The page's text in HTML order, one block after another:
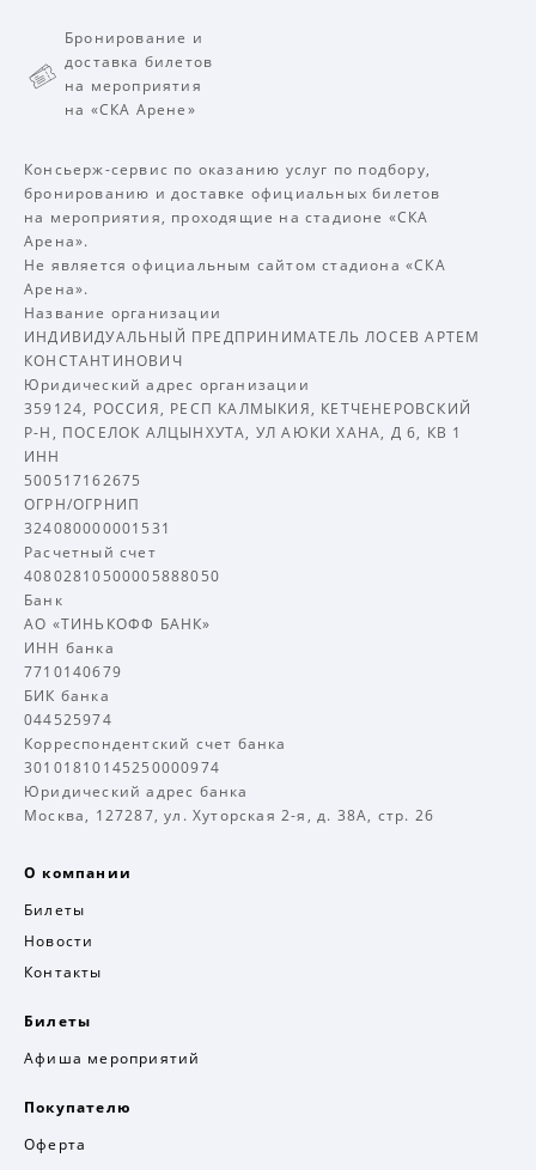
Бронирование и
доставка билетов
на мероприятия
на «СКА Арене»
Консьерж-сервис по оказанию услуг по подбору,
бронированию и доставке официальных билетов
на мероприятия, проходящие на стадионе «СКА
Арена».
Не является официальным сайтом стадиона «СКА
Арена».
Название организации
ИНДИВИДУАЛЬНЫЙ ПРЕДПРИНИМАТЕЛЬ ЛОСЕВ АРТЕМ
КОНСТАНТИНОВИЧ
Юридический адрес организации
359124, РОССИЯ, РЕСП КАЛМЫКИЯ, КЕТЧЕНЕРОВСКИЙ
Р-Н, ПОСЕЛОК АЛЦЫНХУТА, УЛ АЮКИ ХАНА, Д 6, КВ 1
ИНН
500517162675
ОГРН/ОГРНИП
324080000001531
Расчетный счет
40802810500005888050
Банк
АО «ТИНЬКОФФ БАНК»
ИНН банка
7710140679
БИК банка
044525974
Корреспондентский счет банка
30101810145250000974
Юридический адрес банка
Москва, 127287, ул. Хуторская 2-я, д. 38А, стр. 26
О компании
Билеты
Новости
Контакты
Билеты
Афиша мероприятий
Покупателю
Оферта